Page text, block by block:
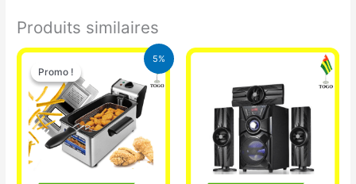
Produits similaires
5%
Promo !
Promo !
Le
initial
était :
39.000 CFA.
Le
prix
actuel
est :
37.000 CFA.